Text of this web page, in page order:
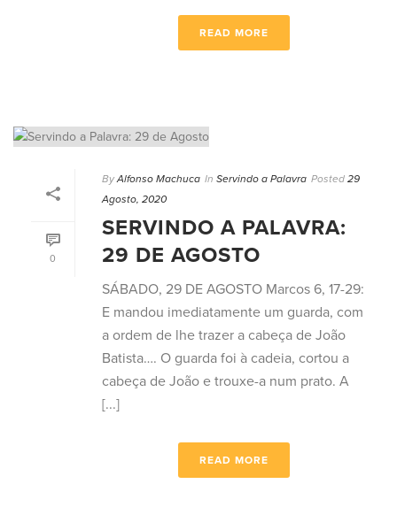
READ MORE
0
By Alfonso Machuca In Servindo a Palavra Posted 29
Agosto, 2020
SERVINDO A PALAVRA:
29 DE AGOSTO
SÁBADO, 29 DE AGOSTO Marcos 6, 17-29:
E mandou imediatamente um guarda, com
a ordem de lhe trazer a cabeça de João
Batista…. O guarda foi à cadeia, cortou a
cabeça de João e trouxe-a num prato. A
[...]
READ MORE